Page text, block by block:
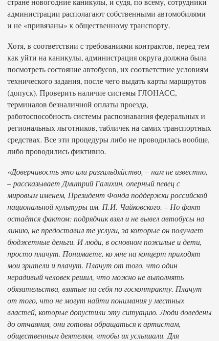
администрации располагают собственными автомобилями
и не «привязаны» к общественному транспорту.
Хотя, в соответствии с требованиями контрактов, перед тем
как уйти на каникулы, администрация округа должна была
посмотреть состояние автобусов, их соответствие условиям
технического задания, после чего выдать карты маршрутов
(допуск). Проверить наличие системы ГЛОНАСС,
терминалов безналичной оплаты проезда,
работоспособность системы распознавания федеральных и
региональных льготников, табличек на самих транспортных
средствах. Все эти процедуры либо не проводилась вообще,
либо проводились фиктивно.
«Доверчивость это или разгильдяйство, – нам не известно,
– рассказывает Дмитрий Галихин, оперный певец с
мировым именем, Президент Фонда поддержки российской
национальной культуры им. П.И. Чайковского. – Но факт
остаётся фактом: подрядчик взял и не вывел автобусы на
линию, не предоставил те услуги, за которые он получает
бюджетные деньги. И люди, в основном пожилые и дети,
просто плачут. Понимаете, ко мне на концерт приходят
мои зрители и плачут. Плачут от того, что один
нерадивый человек решил, что можно не выполнять
обязательства, взятые на себя по госконтракту. Плачут
от того, что не могут найти понимания у местных
властей, которые допустили эту ситуацию. Люди доведены
до отчаяния, они готовы обращаться к артистам,
общественным деятелям, чтобы их услышали. Для